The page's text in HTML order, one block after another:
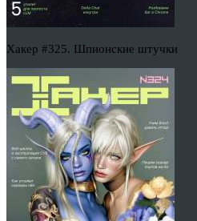
Хакер #325. Шпионские штучки